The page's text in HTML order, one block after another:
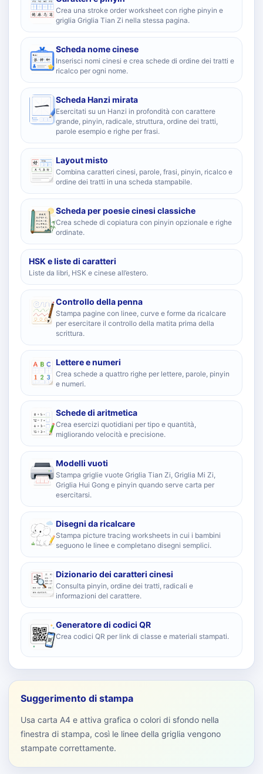
Crea una stroke order worksheet con righe pinyin e
griglia Griglia Tian Zi nella stessa pagina.
Scheda nome cinese
Inserisci nomi cinesi e crea schede di ordine dei tratti e
ricalco per ogni nome.
Scheda Hanzi mirata
Esercitati su un Hanzi in profondità con carattere
grande, pinyin, radicale, struttura, ordine dei tratti,
parole esempio e righe per frasi.
Layout misto
Combina caratteri cinesi, parole, frasi, pinyin, ricalco e
ordine dei tratti in una scheda stampabile.
Scheda per poesie cinesi classiche
Crea schede di copiatura con pinyin opzionale e righe
ordinate.
HSK e liste di caratteri
Liste da libri, HSK e cinese all’estero.
Controllo della penna
Stampa pagine con linee, curve e forme da ricalcare
per esercitare il controllo della matita prima della
scrittura.
Lettere e numeri
Crea schede a quattro righe per lettere, parole, pinyin
e numeri.
Schede di aritmetica
Crea esercizi quotidiani per tipo e quantità,
migliorando velocità e precisione.
Modelli vuoti
Stampa griglie vuote Griglia Tian Zi, Griglia Mi Zi,
Griglia Hui Gong e pinyin quando serve carta per
esercitarsi.
Disegni da ricalcare
Stampa picture tracing worksheets in cui i bambini
seguono le linee e completano disegni semplici.
Dizionario dei caratteri cinesi
Consulta pinyin, ordine dei tratti, radicali e
informazioni del carattere.
Generatore di codici QR
Crea codici QR per link di classe e materiali stampati.
Suggerimento di stampa
Usa carta A4 e attiva grafica o colori di sfondo nella
finestra di stampa, così le linee della griglia vengono
stampate correttamente.